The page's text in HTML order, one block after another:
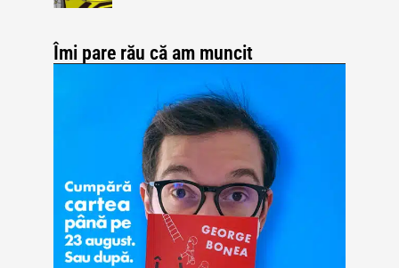
Îmi pare rău că am muncit